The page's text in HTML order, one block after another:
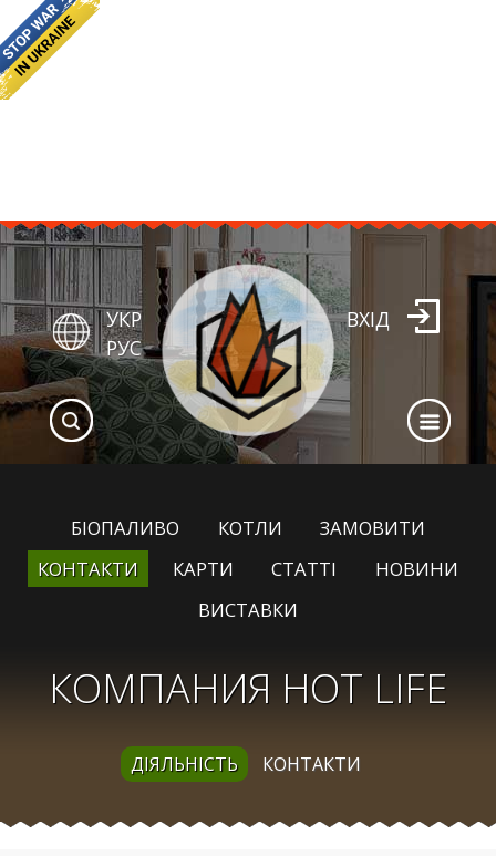
УКР
РУС
ВХІД
БІОПАЛИВО КОТЛИ
ЗАМОВИТИ
КОНТАКТИ
КАРТИ СТАТТІ
НОВИНИ
ВИСТАВКИ
КОМПАНИЯ HOT LIFE
ДІЯЛЬНІСТЬ КОНТАКТИ